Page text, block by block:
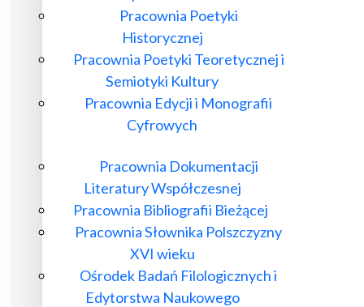
Pracownia Poetyki
Historycznej
Pracownia Poetyki Teoretycznej i
Semiotyki Kultury
Pracownia Edycji i Monografii
Cyfrowych
Pracownia Dokumentacji
Literatury Współczesnej
Pracownia Bibliografii Bieżącej
Pracownia Słownika Polszczyzny
XVI wieku
Ośrodek Badań Filologicznych i
Edytorstwa Naukowego